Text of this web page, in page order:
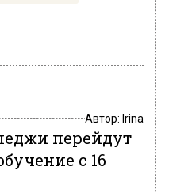
Автор: Irina
перейдут
с 16